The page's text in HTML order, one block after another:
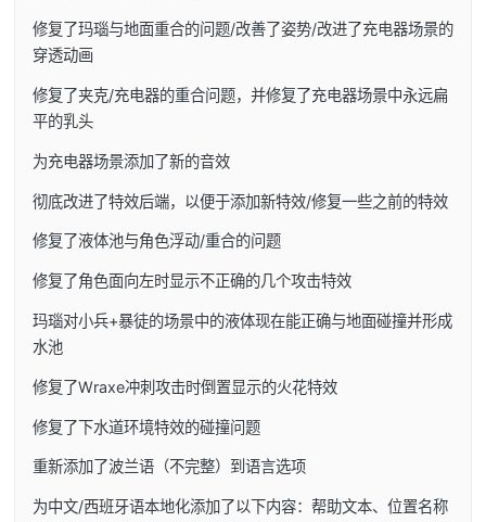
修复了玛瑙与地面重合的问题/改善了姿势/改进了充电器场景的
穿透动画
修复了夹克/充电器的重合问题，并修复了充电器场景中永远扁
平的乳头
为充电器场景添加了新的音效
彻底改进了特效后端，以便于添加新特效/修复一些之前的特效
修复了液体池与角色浮动/重合的问题
修复了角色面向左时显示不正确的几个攻击特效
玛瑙对小兵+暴徒的场景中的液体现在能正确与地面碰撞并形成
水池
修复了Wraxe冲刺攻击时倒置显示的火花特效
修复了下水道环境特效的碰撞问题
重新添加了波兰语（不完整）到语言选项
为中文/西班牙语本地化添加了以下内容：帮助文本、位置名称